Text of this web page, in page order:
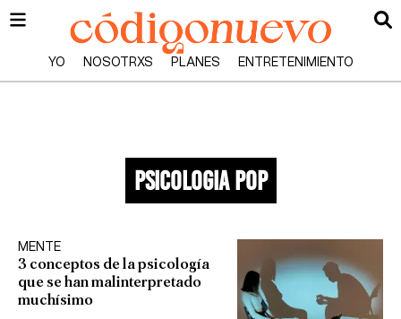
YO NOSOTRXS PLANES ENTRETENIMIENTO
psicologia pop
MENTE
3 conceptos de la psicología
que se han malinterpretado
muchísimo